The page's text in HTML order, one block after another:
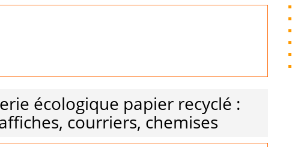
écologique papier recyclé :
courriers, chemises